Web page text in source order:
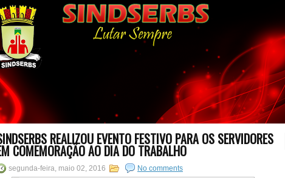
REALIZOU EVENTO FESTIVO PARA OS SERVIDORES
COMEMORAÇÃO AO DIA DO TRABALHO
segunda-feira, maio 02, 2016 No comments